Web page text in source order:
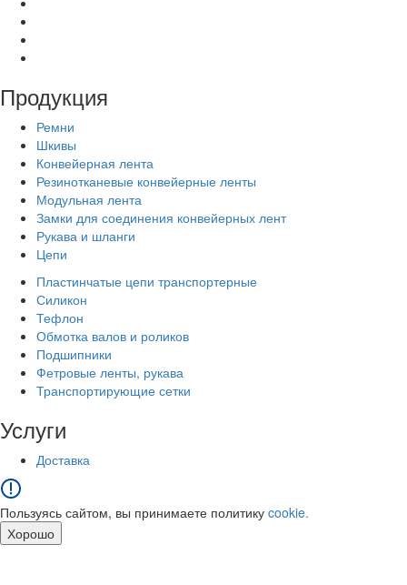
Продукция
Ремни
Шкивы
Конвейерная лента
Резинотканевые конвейерные ленты
Модульная лента
Замки для соединения конвейерных лент
Рукава и шланги
Цепи
Пластинчатые цепи транспортерные
Силикон
Тефлон
Обмотка валов и роликов
Подшипники
Фетровые ленты, рукава
Транспортирующие сетки
Услуги
Доставка
Пользуясь сайтом, вы принимаете политику cookie.
Хорошо